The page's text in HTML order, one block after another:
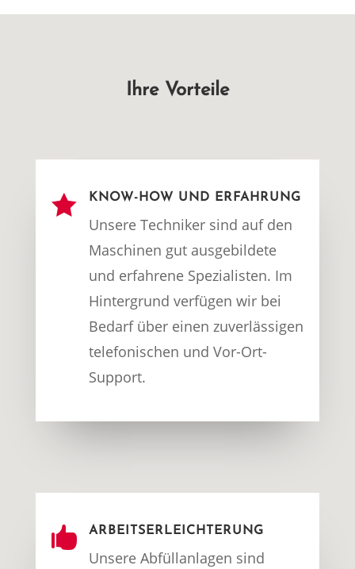
Ihre Vorteile
 KNOW-HOW UND ERFAHRUNG
Unsere Techniker sind auf den
Maschinen gut ausgebildete
und erfahrene Spezialisten. Im
Hintergrund verfügen wir bei
Bedarf über einen zuverlässigen
telefonischen und Vor-Ort-
Support.
 ARBEITSERLEICHTERUNG
Unsere Abfüllanlagen sind